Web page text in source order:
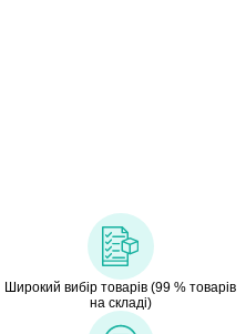
Широкий вибір товарів (99 % товарів
на складі)